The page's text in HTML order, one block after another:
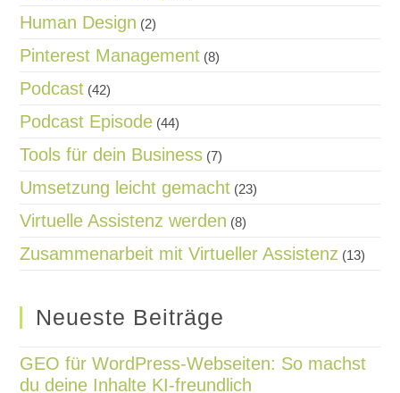
Human Design (2)
Pinterest Management (8)
Podcast (42)
Podcast Episode (44)
Tools für dein Business (7)
Umsetzung leicht gemacht (23)
Virtuelle Assistenz werden (8)
Zusammenarbeit mit Virtueller Assistenz (13)
Neueste Beiträge
GEO für WordPress-Webseiten: So machst
du deine Inhalte KI-freundlich